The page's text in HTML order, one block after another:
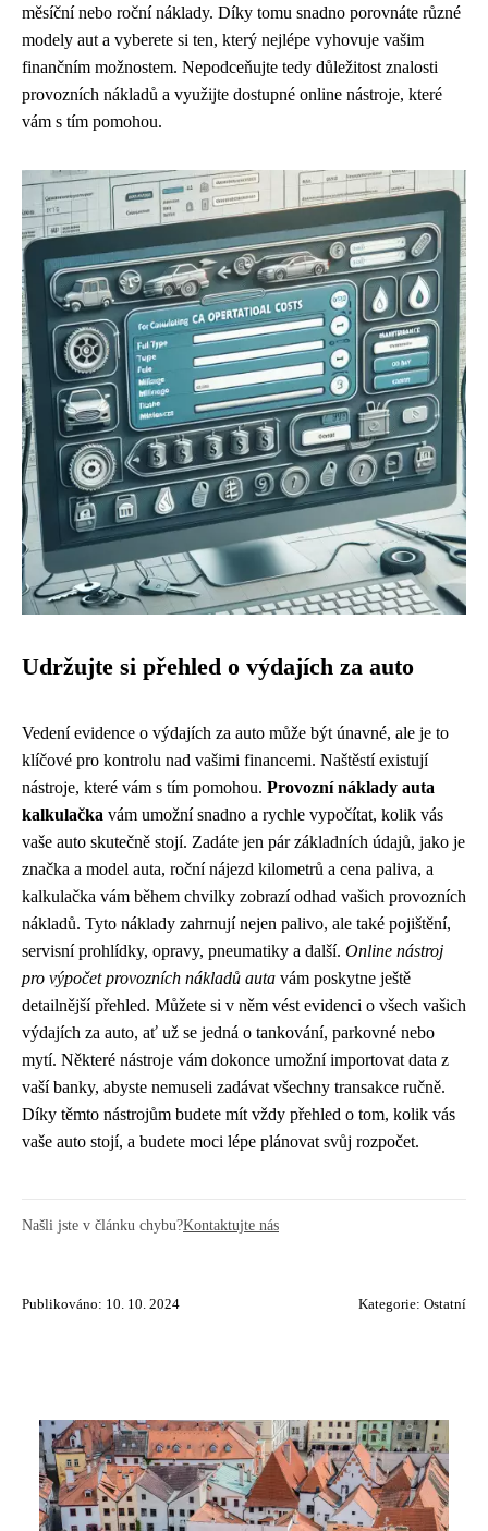
měsíční nebo roční náklady. Díky tomu snadno porovnáte různé
modely aut a vyberete si ten, který nejlépe vyhovuje vašim
finančním možnostem. Nepodceňujte tedy důležitost znalosti
provozních nákladů a využijte dostupné online nástroje, které
vám s tím pomohou.
Udržujte si přehled o výdajích za auto
Vedení evidence o výdajích za auto může být únavné, ale je to
klíčové pro kontrolu nad vašimi financemi. Naštěstí existují
nástroje, které vám s tím pomohou. Provozní náklady auta
kalkulačka vám umožní snadno a rychle vypočítat, kolik vás
vaše auto skutečně stojí. Zadáte jen pár základních údajů, jako je
značka a model auta, roční nájezd kilometrů a cena paliva, a
kalkulačka vám během chvilky zobrazí odhad vašich provozních
nákladů. Tyto náklady zahrnují nejen palivo, ale také pojištění,
servisní prohlídky, opravy, pneumatiky a další. Online nástroj
pro výpočet provozních nákladů auta vám poskytne ještě
detailnější přehled. Můžete si v něm vést evidenci o všech vašich
výdajích za auto, ať už se jedná o tankování, parkovné nebo
mytí. Některé nástroje vám dokonce umožní importovat data z
vaší banky, abyste nemuseli zadávat všechny transakce ručně.
Díky těmto nástrojům budete mít vždy přehled o tom, kolik vás
vaše auto stojí, a budete moci lépe plánovat svůj rozpočet.
Našli jste v článku chybu?Kontaktujte nás
Publikováno: 10. 10. 2024 Kategorie: Ostatní